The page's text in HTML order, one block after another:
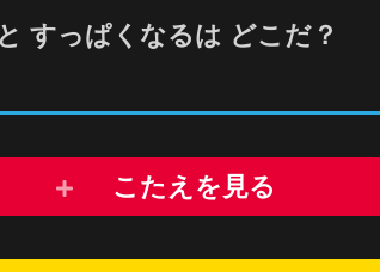
すっぱくなるは どこだ？
こたえを見る